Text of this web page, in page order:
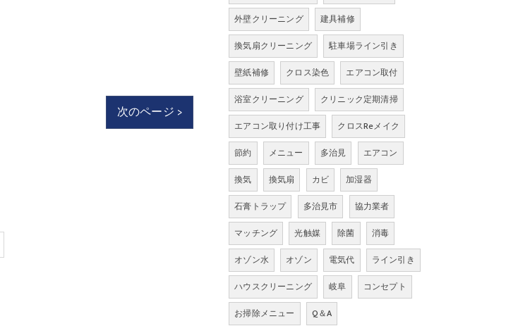
次のページ >
外壁クリーニング
建具補修
換気扇クリーニング
駐車場ライン引き
壁紙補修
クロス染色
エアコン取付
浴室クリーニング
クリニック定期清掃
エアコン取り付け工事
クロスReメイク
節約
メニュー 多治見
エアコン
換気
換気扇 カビ
加湿器
石膏トラップ
多治見市
協力業者
マッチング
光触媒 除菌
消毒
オゾン水
オゾン 電気代
ライン引き
ハウスクリーニング
岐阜
コンセプト
お掃除メニュー
Q＆A